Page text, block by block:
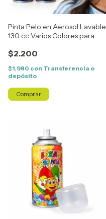
Pinta Pelo en Aerosol Lavable
130 cc Varios Colores para
$2.200
$1.980 con Transferencia o
depósito
Comprar